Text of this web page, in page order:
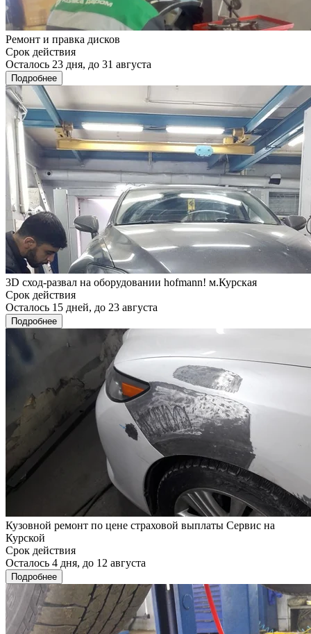
Ремонт и правка дисков
Срок действия
Осталось 23 дня, до 31 августа
Подробнее
3D сход-развал на оборудовании hofmann! м.Курская
Срок действия
Осталось 15 дней, до 23 августа
Подробнее
Кузовной ремонт по цене страховой выплаты Сервис на
Курской
Срок действия
Осталось 4 дня, до 12 августа
Подробнее